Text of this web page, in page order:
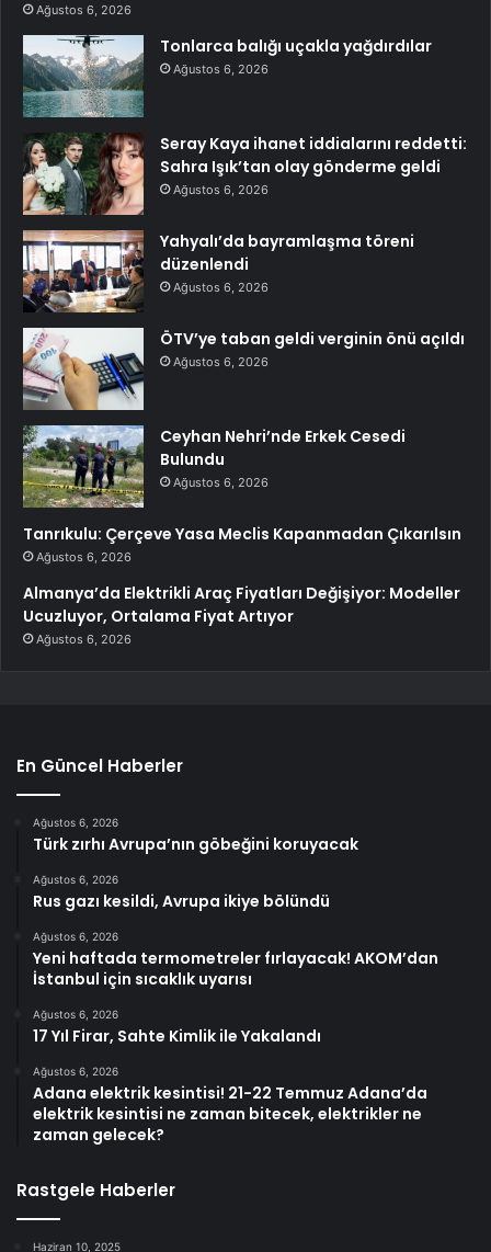
Ağustos 6, 2026
Tonlarca balığı uçakla yağdırdılar
Ağustos 6, 2026
Seray Kaya ihanet iddialarını reddetti:
Sahra Işık’tan olay gönderme geldi
Ağustos 6, 2026
Yahyalı’da bayramlaşma töreni
düzenlendi
Ağustos 6, 2026
ÖTV’ye taban geldi verginin önü açıldı
Ağustos 6, 2026
Ceyhan Nehri’nde Erkek Cesedi
Bulundu
Ağustos 6, 2026
Tanrıkulu: Çerçeve Yasa Meclis Kapanmadan Çıkarılsın
Ağustos 6, 2026
Almanya’da Elektrikli Araç Fiyatları Değişiyor: Modeller
Ucuzluyor, Ortalama Fiyat Artıyor
Ağustos 6, 2026
En Güncel Haberler
Ağustos 6, 2026
Türk zırhı Avrupa’nın göbeğini koruyacak
Ağustos 6, 2026
Rus gazı kesildi, Avrupa ikiye bölündü
Ağustos 6, 2026
Yeni haftada termometreler fırlayacak! AKOM’dan
İstanbul için sıcaklık uyarısı
Ağustos 6, 2026
17 Yıl Firar, Sahte Kimlik ile Yakalandı
Ağustos 6, 2026
Adana elektrik kesintisi! 21-22 Temmuz Adana’da
elektrik kesintisi ne zaman bitecek, elektrikler ne
zaman gelecek?
Rastgele Haberler
Haziran 10, 2025